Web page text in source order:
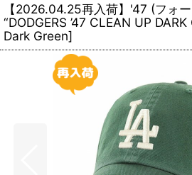
【2026.04.25再入荷】'47 (フォ
“DODGERS ’47 CLEAN UP DARK
Dark Green]